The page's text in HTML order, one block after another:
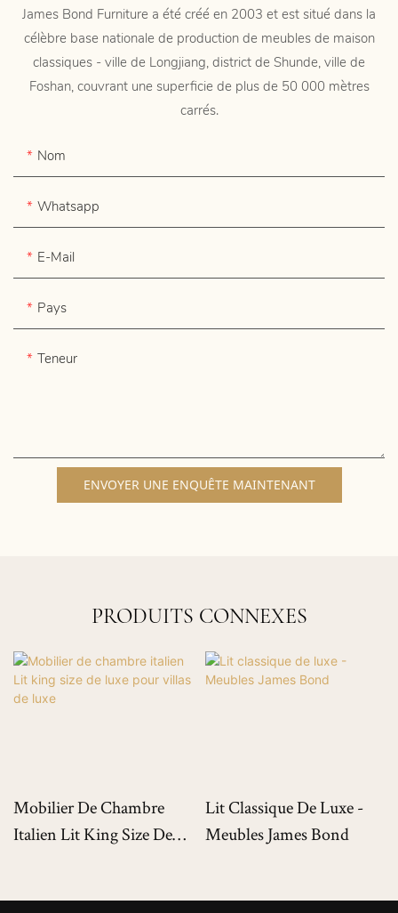
James Bond Furniture a été créé en 2003 et est situé dans la
célèbre base nationale de production de meubles de maison
classiques - ville de Longjiang, district de Shunde, ville de
Foshan, couvrant une superficie de plus de 50 000 mètres
carrés.
Nom
Whatsapp
E-Mail
Pays
Teneur
ENVOYER UNE ENQUÊTE MAINTENANT
PRODUITS CONNEXES
Mobilier De Chambre
Italien Lit King Size De
Lit Classique De Luxe -
Meubles James Bond